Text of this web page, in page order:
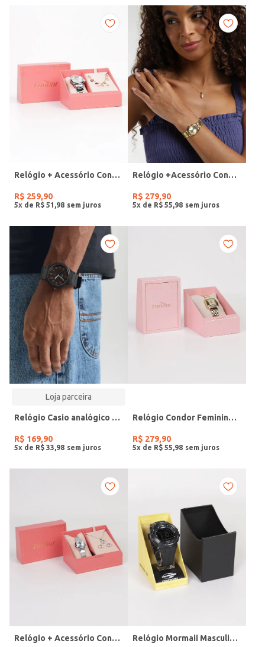
Relógio + Acessório Condor Feminino PRATA
R$ 259,90
5x de R$ 51 98
Relógio +Acessório Condor Feminino DOURADO
R$ 279,90
5x de R$ 55 98
Loja parceira
Relógio Casio analógico MW-240-4BVDF-SC
R$ 169,90
5x de R$ 33 98
Relógio Condor Feminino DOURADO
R$ 279,90
5x de R$ 55 98
Relógio + Acessório Condor Feminino PRATA Relógio Mormaii Masculino PRETO